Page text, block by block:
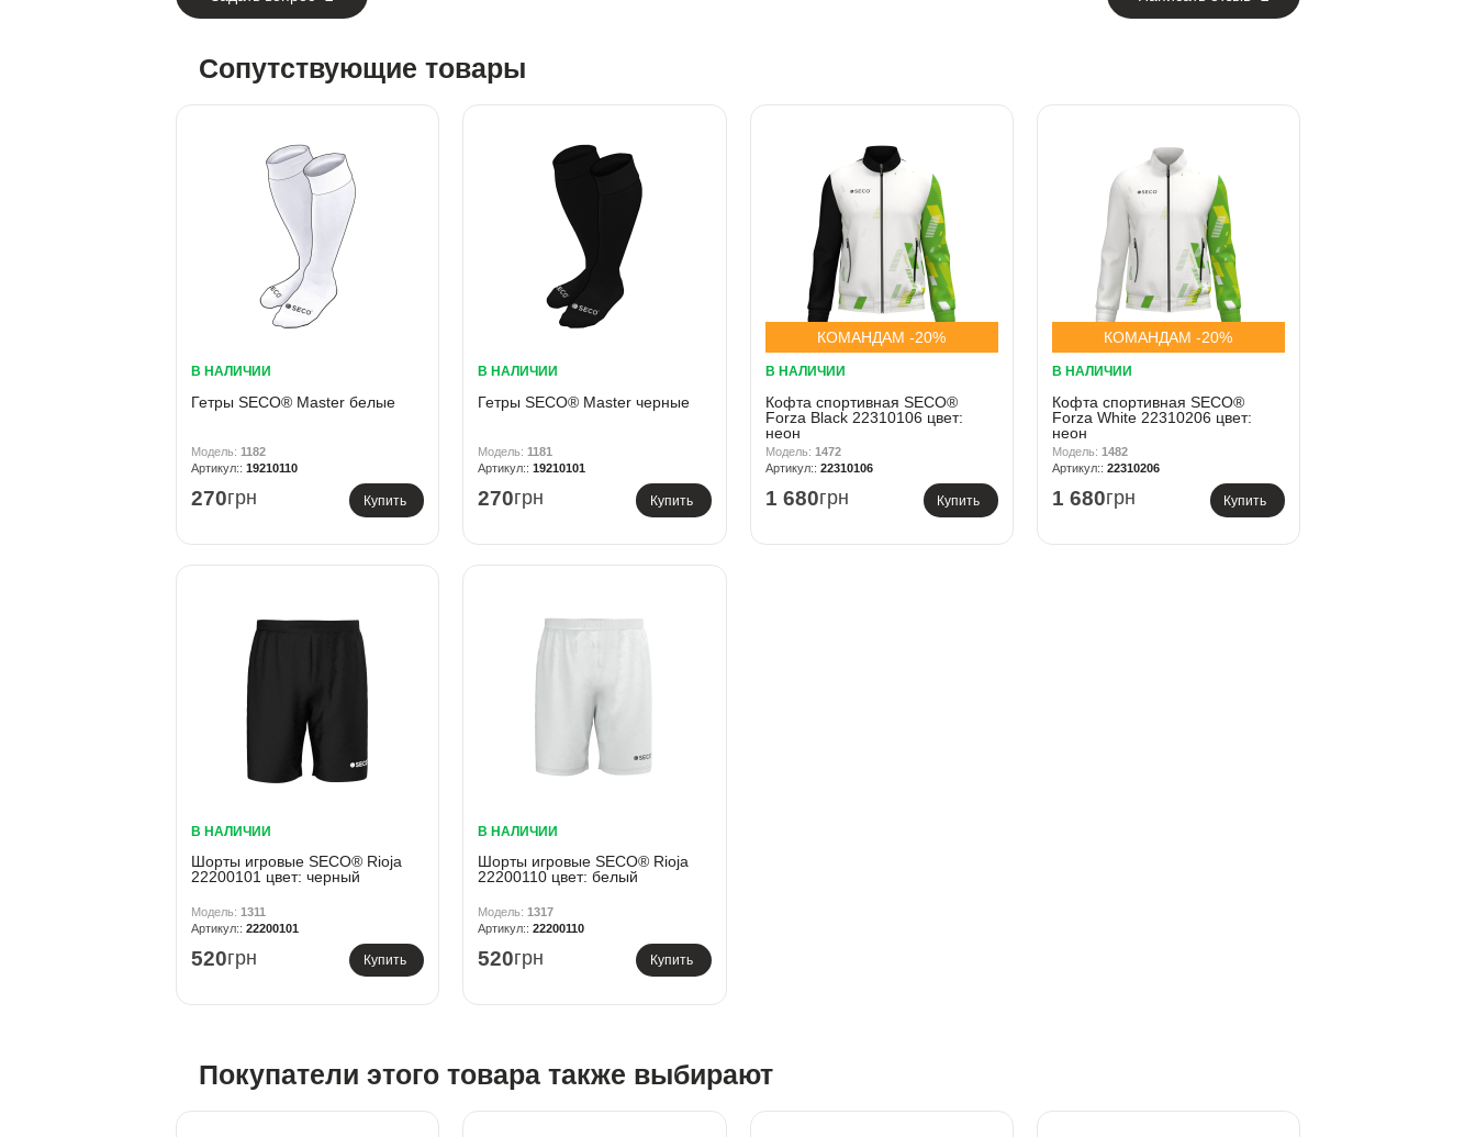
Сопутствующие товары
В НАЛИЧИИ
Гетры SECO® Master белые
1182
19210110
270грн Купить
В НАЛИЧИИ
Гетры SECO® Master черные
1181
19210101
270грн Купить
КОМАНДАМ -20%
В НАЛИЧИИ
Кофта спортивная SECO®
Forza Black 22310106 цвет:
неон
1472
22310106
1 680грн Купить
КОМАНДАМ -20%
В НАЛИЧИИ
Кофта спортивная SECO®
Forza White 22310206 цвет:
неон
1482
22310206
1 680грн Купить
В НАЛИЧИИ
Шорты игровые SECO® Rioja
22200101 цвет: черный
1311
22200101
520грн Купить
В НАЛИЧИИ
Шорты игровые SECO® Rioja
22200110 цвет: белый
1317
22200110
520грн Купить
Покупатели этого товара также выбирают